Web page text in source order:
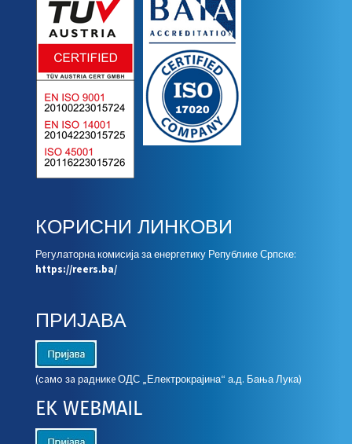
КОРИСНИ ЛИНКОВИ
Регулаторна комисија за енергетику Републике Српске:
https://reers.ba/
ПРИЈАВА
(сaмo зa рaдникe ОДС „Електрокрајина“ а.д. Бања Лука)
EK WEBMAIL